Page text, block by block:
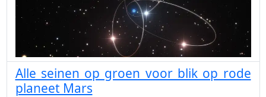
Alle seinen op groen voor blik op rode
planeet Mars